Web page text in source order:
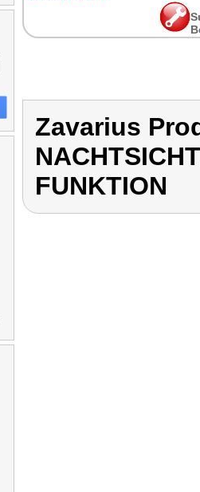
Zavarius
FUNKTION